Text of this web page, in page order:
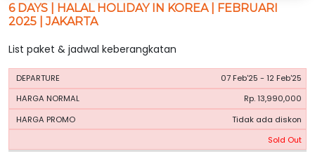
6 DAYS | HALAL HOLIDAY IN KOREA | FEBRUARI
2025 | JAKARTA
List paket & jadwal keberangkatan
PERIODE
HARGA
07 Feb'25 - 12 Feb'25
Rp. 13,990,000
Tidak ada diskon
Sold Out